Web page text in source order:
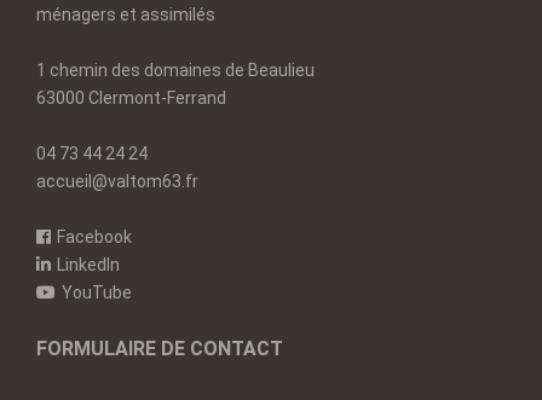
ménagers et assimilés
1 chemin des domaines de Beaulieu
63000 Clermont-Ferrand
04 73 44 24 24
accueil@valtom63.fr
Facebook
LinkedIn
YouTube
FORMULAIRE DE CONTACT